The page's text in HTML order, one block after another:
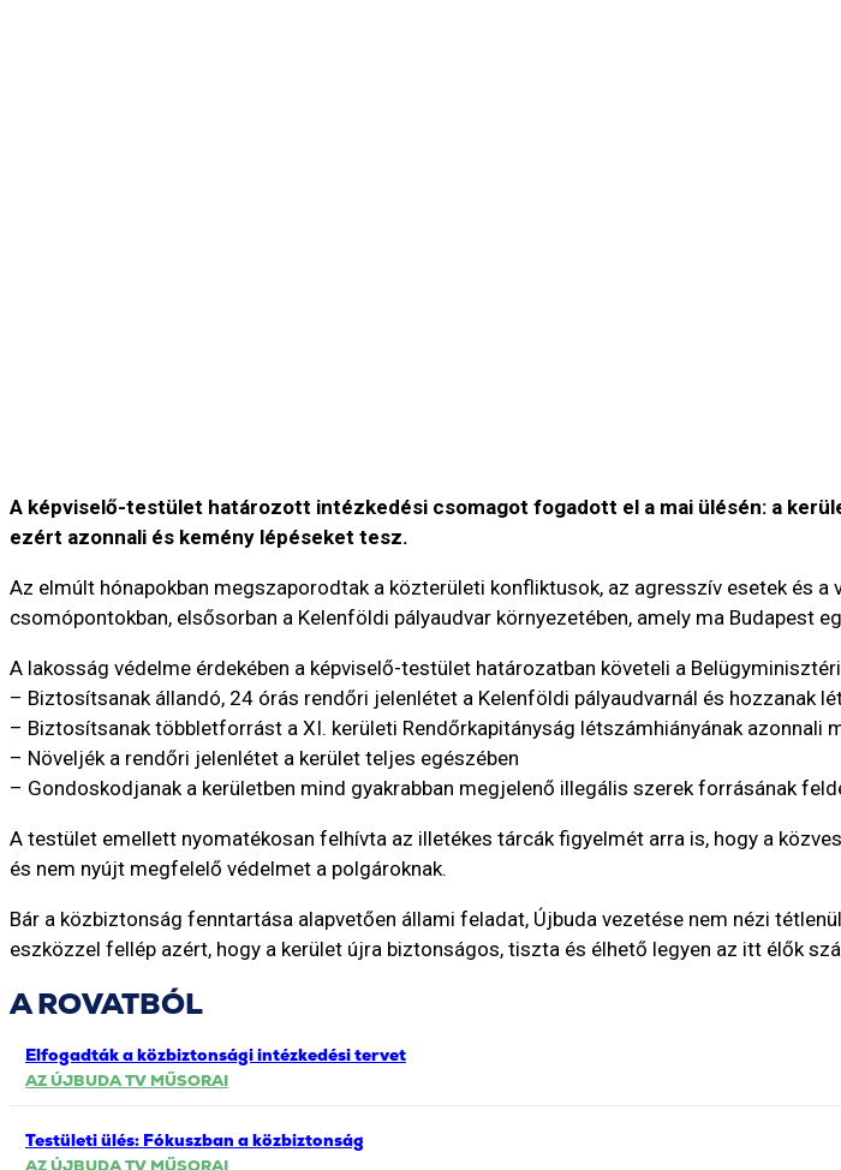
A képviselő-testület határozott intézkedési csomagot fogadott el a mai ülésén: a
ezért azonnali és kemény lépéseket tesz.
Az elmúlt hónapokban megszaporodtak a közterületi konfliktusok, az agresszív esetek és
csomópontokban, elsősorban a Kelenföldi pályaudvar környezetében, amely ma Budapest
A lakosság védelme érdekében a képviselő-testület határozatban követeli a
– Biztosítsanak állandó, 24 órás rendőri jelenlétet a Kelenföldi pályaudvarnál és hozzanak
– Biztosítsanak többletforrást a XI. kerületi Rendőrkapitányság létszámhiányának azonnali
– Növeljék a rendőri jelenlétet a kerület teljes egészében
– Gondoskodjanak a kerületben mind gyakrabban megjelenő illegális szerek forrásának
A testület emellett nyomatékosan felhívta az illetékes tárcák figyelmét arra is, hogy a
és nem nyújt megfelelő védelmet a polgároknak.
Bár a közbiztonság fenntartása alapvetően állami feladat, Újbuda vezetése nem nézi
eszközzel fellép azért, hogy a kerület újra biztonságos, tiszta és élhető legyen az itt élők
A ROVATBÓL
Elfogadták a közbiztonsági intézkedési tervet
AZ ÚJBUDA TV MŰSORAI
Testületi ülés: Fókuszban a közbiztonság
AZ ÚJBUDA TV MŰSORAI